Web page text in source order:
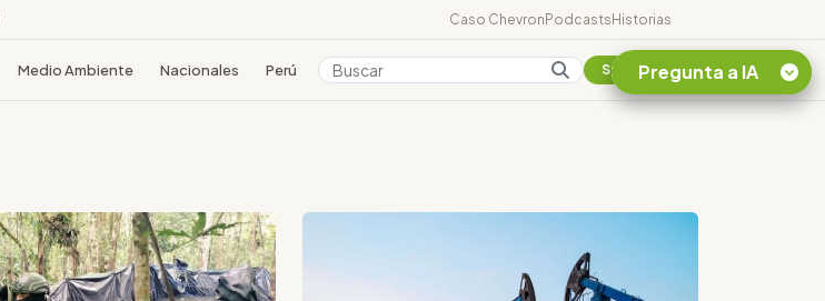
Caso ChevronPodcastsHistorias
Medio Ambiente Nacionales Perú Colombia SuscribirsePregunta a IA